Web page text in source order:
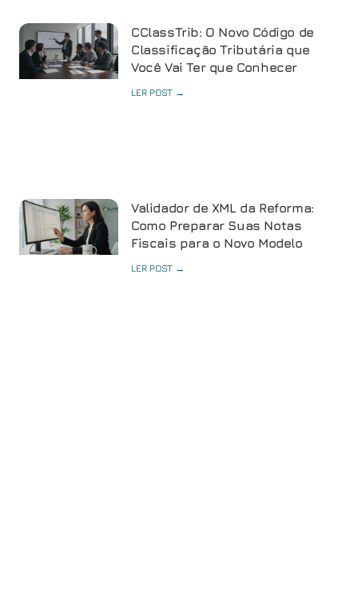
CClassTrib: O Novo Código de
Classificação Tributária que
Você Vai Ter que Conhecer
LER POST →
Validador de XML da Reforma:
Como Preparar Suas Notas
Fiscais para o Novo Modelo
LER POST →